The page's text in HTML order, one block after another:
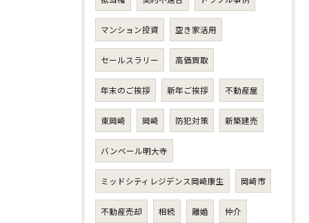
マンション投資 空き家活用
セールスラリー 高価買取
年末のご挨拶 新年ご挨拶 不動産屋
東岡崎 岡崎 防犯対策 新築建売
バンベール明大寺
ミッドシティレジデンス岡崎康生 岡崎市
不動産売却 相続 離婚 仲介